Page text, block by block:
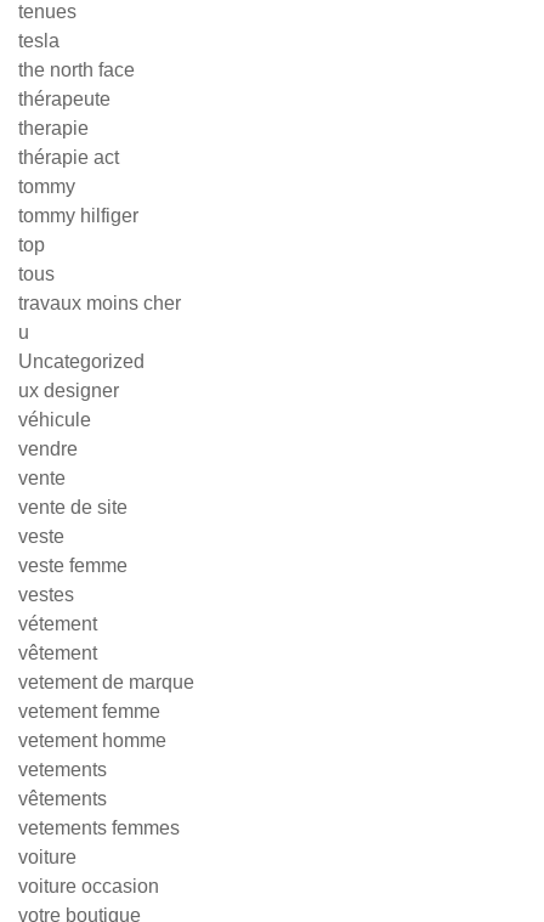
tenues
tesla
the north face
thérapeute
therapie
thérapie act
tommy
tommy hilfiger
top
tous
travaux moins cher
u
Uncategorized
ux designer
véhicule
vendre
vente
vente de site
veste
veste femme
vestes
vétement
vêtement
vetement de marque
vetement femme
vetement homme
vetements
vêtements
vetements femmes
voiture
voiture occasion
votre boutique